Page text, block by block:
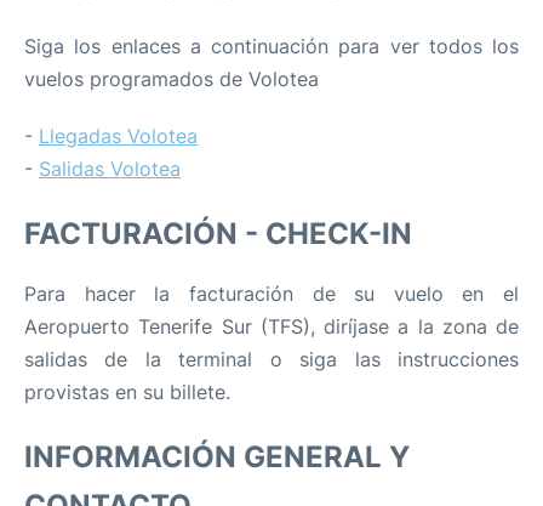
Siga los enlaces a continuación para ver todos los
vuelos programados de Volotea
- Llegadas Volotea
- Salidas Volotea
FACTURACIÓN - CHECK-IN
Para hacer la facturación de su vuelo en el
Aeropuerto Tenerife Sur (TFS), diríjase a la zona de
salidas de la terminal o siga las instrucciones
provistas en su billete.
INFORMACIÓN GENERAL Y